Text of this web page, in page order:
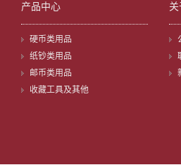
产品中心
硬币类用品
纸钞类用品
邮币类用品
收藏工具及其他